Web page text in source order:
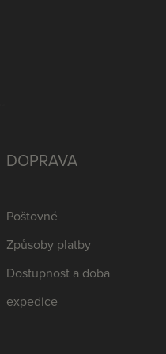
DOPRAVA
Poštovné
Způsoby platby
Dostupnost a doba
expedice